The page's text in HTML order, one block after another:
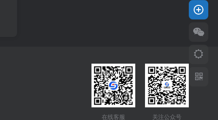
在线客服 关注公众号